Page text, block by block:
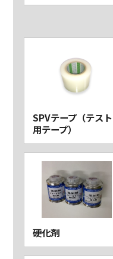
SPVテープ（テスト
用テープ）
硬化剤